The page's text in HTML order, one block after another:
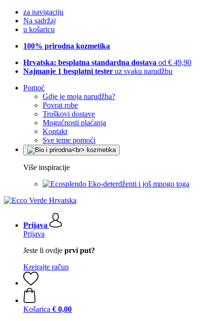
za navigaciju
Na sadržaj
u košaricu
100% prirodna kozmetika
Hrvatska: besplatna standardna dostava od € 49,90
Najmanje 1 besplatni tester uz svaku narudžbu
Pomoć
Gdje je moja narudžba?
Povrat robe
Troškovi dostave
Mogućnosti plaćanja
Kontakt
Sve teme pomoći
Više inspiracije
Eko-deterdženti i još mnogo toga
Prijava
Prijava
Jeste li ovdje prvi put?
Kreirajte račun
Košarica € 0,00